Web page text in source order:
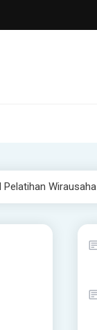
Wirausaha